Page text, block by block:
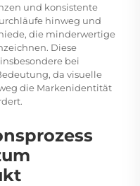
und konsistente
hinweg und
die minderwertige
Diese
bei
da visuelle
die Markenidentität